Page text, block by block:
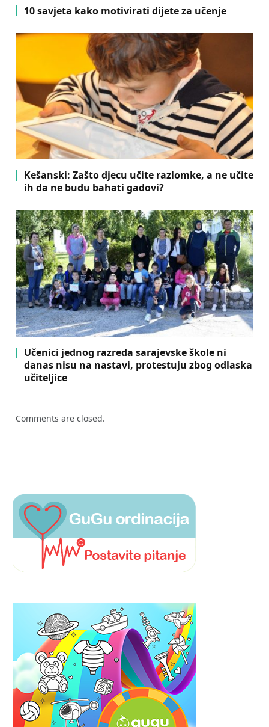
10 savjeta kako motivirati dijete za učenje
Kešanski: Zašto djecu učite razlomke, a ne učite
ih da ne budu bahati gadovi?
Učenici jednog razreda sarajevske škole ni
danas nisu na nastavi, protestuju zbog odlaska
učiteljice
Comments are closed.